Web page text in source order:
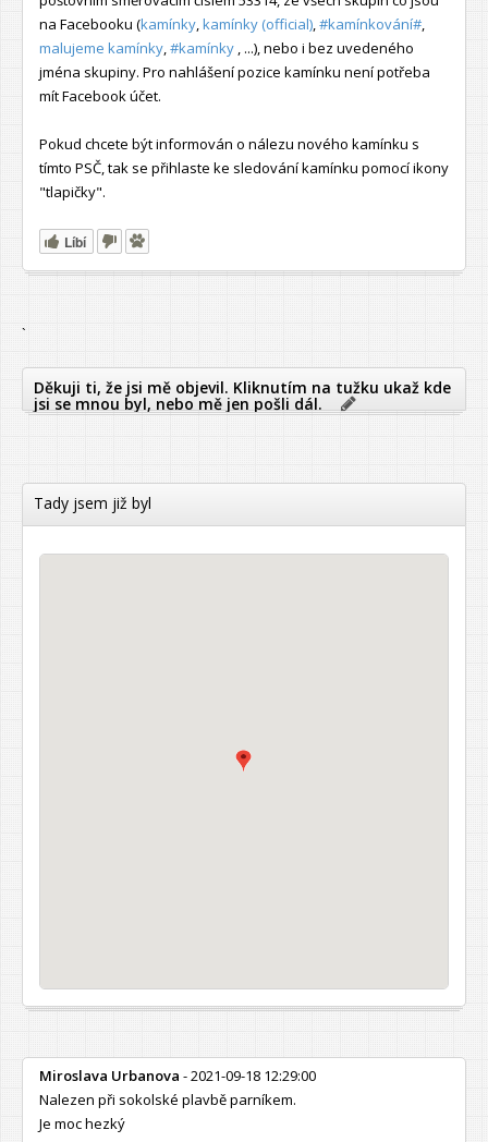
na Facebooku (kamínky kamínky (official) #kamínkování#
malujeme kamínky #kamínky , ...), nebo i bez uvedeného
jména skupiny. Pro nahlášení pozice kamínku není potřeba
mít Facebook účet.
Pokud chcete být informován o nálezu nového kamínku s
tímto PSČ, tak se přihlaste ke sledování kamínku pomocí ikony
"tlapičky".
Líbí
`
Děkuji ti, že jsi mě objevil. Kliknutím na tužku ukaž kde
jsi se mnou byl, nebo mě jen pošli dál.
Tady jsem již byl
Miroslava Urbanova - 2021-09-18 12:29:00
Nalezen při sokolské plavbě parníkem.
Je moc hezký